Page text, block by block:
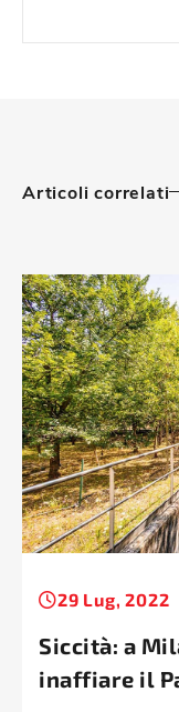
Articoli correlati
29 Lug, 2022
Siccità: a
inaffiare il